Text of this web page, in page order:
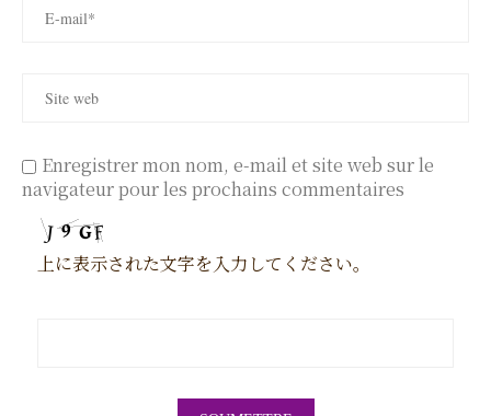
Enregistrer mon nom, e-mail et site web sur le
navigateur pour les prochains commentaires
上に表示された文字を入力してください。